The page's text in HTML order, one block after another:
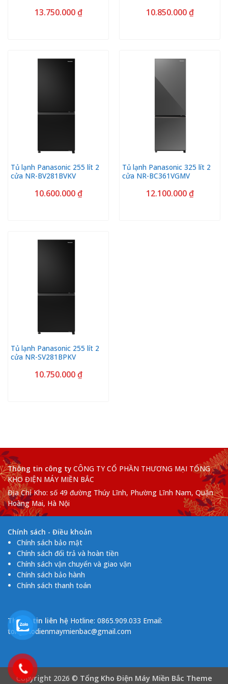
13.750.000₫ 10.850.000₫
Tủ lạnh Panasonic 255 lít 2
cửa NR-BV281BVKV
10.600.000₫
Tủ lạnh Panasonic 325 lít 2
cửa NR-BC361VGMV
12.100.000₫
Tủ lạnh Panasonic 255 lít 2
cửa NR-SV281BPKV
10.750.000₫
Thông tin công ty CÔNG TY CỔ PHẦN THƯƠNG MẠI TỔNG
KHO ĐIỆN MÁY MIỀN BẮC
Địa Chỉ Kho: số 49 đường Thúy Lĩnh, Phường Lĩnh Nam, Quận
Hoàng Mai, Hà Nội
Chính sách - Điều khoản
Chính sách bảo mật
Chính sách đổi trả và hoàn tiền
Chính sách vận chuyển và giao vận
Chính sách bảo hành
Chính sách thanh toán
Thông tin liên hệ Hotline: 0865.909.033 Email:
tongkhodienmaymienbac@gmail.com
Copyright 2026 © Tổng Kho Điện Máy Miền Bắc Theme